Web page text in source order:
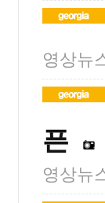
영상뉴
픈
영상뉴